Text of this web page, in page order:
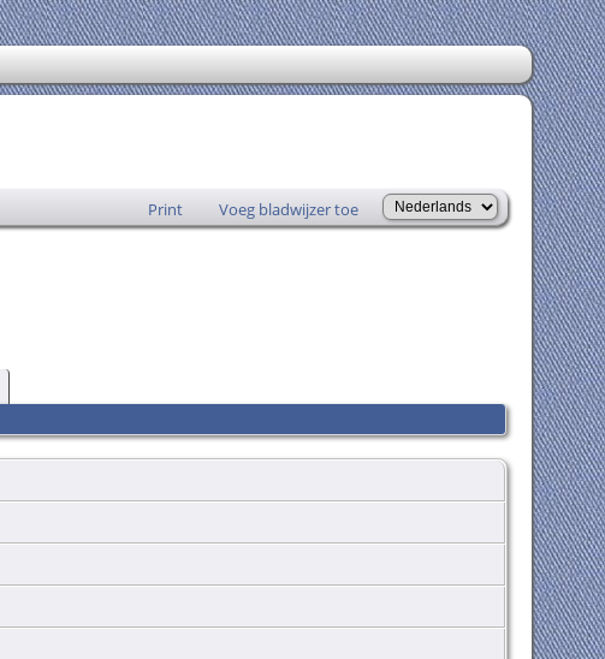
Print Voeg bladwijzer toe